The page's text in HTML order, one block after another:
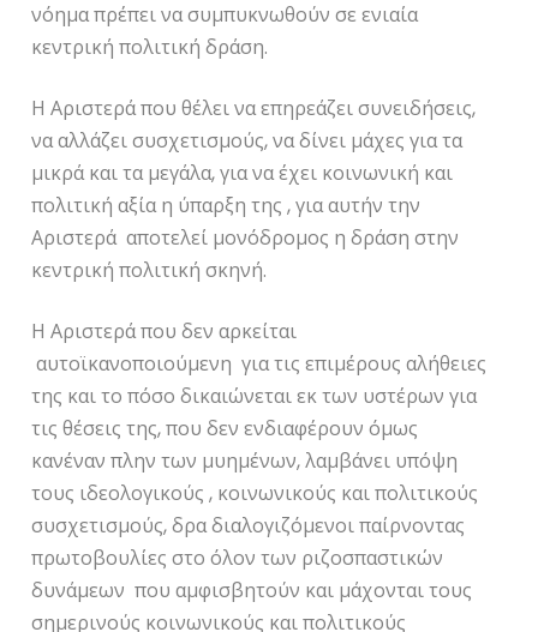
νόημα πρέπει να συμπυκνωθούν σε ενιαία
κεντρική πολιτική δράση.
Η Αριστερά που θέλει να επηρεάζει συνειδήσεις,
να αλλάζει συσχετισμούς, να δίνει μάχες για τα
μικρά και τα μεγάλα, για να έχει κοινωνική και
πολιτική αξία η ύπαρξη της , για αυτήν την
Αριστερά αποτελεί μονόδρομος η δράση στην
κεντρική πολιτική σκηνή.
Η Αριστερά που δεν αρκείται
αυτοϊκανοποιούμενη για τις επιμέρους αλήθειες
της και το πόσο δικαιώνεται εκ των υστέρων για
τις θέσεις της, που δεν ενδιαφέρουν όμως
κανέναν πλην των μυημένων, λαμβάνει υπόψη
τους ιδεολογικούς , κοινωνικούς και πολιτικούς
συσχετισμούς, δρα διαλογιζόμενοι παίρνοντας
πρωτοβουλίες στο όλον των ριζοσπαστικών
δυνάμεων που αμφισβητούν και μάχονται τους
σημερινούς κοινωνικούς και πολιτικούς